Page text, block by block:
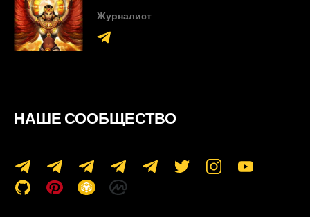
Журналист
НАШЕ СООБЩЕСТВО